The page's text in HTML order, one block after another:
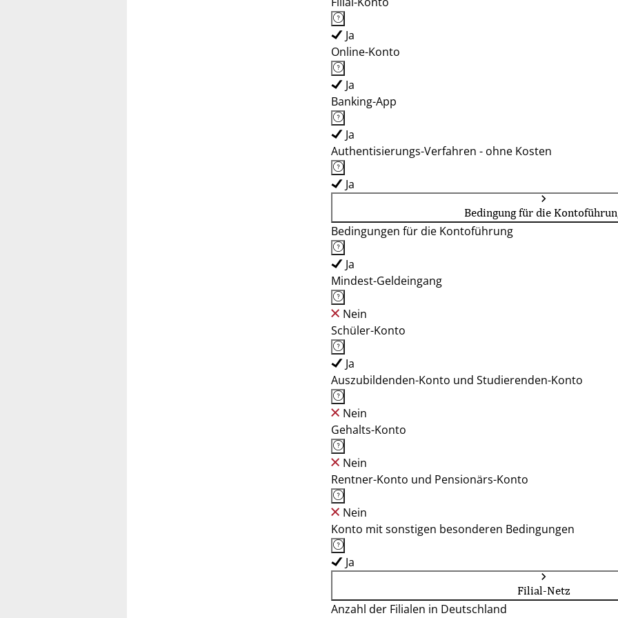
Ja
Online-Konto
Ja
Banking-App
Ja
Authentisierungs-Verfahren - ohne Kosten
Ja
Bedingung für die
Bedingungen für die Kontoführung
Ja
Mindest-Geldeingang
Nein
Schüler-Konto
Ja
Auszubildenden-Konto und Studierenden-Konto
Nein
Gehalts-Konto
Nein
Rentner-Konto und Pensionärs-Konto
Nein
Konto mit sonstigen besonderen Bedingungen
Ja
Filial-Netz
Anzahl der Filialen in Deutschland